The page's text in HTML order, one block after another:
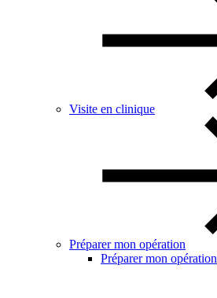
Visite en clinique
Préparer mon opération
Préparer mon opération